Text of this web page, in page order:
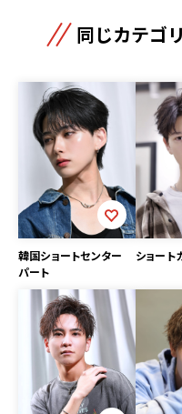
同じカテゴ
韓国ショートセンター
パート
ショート